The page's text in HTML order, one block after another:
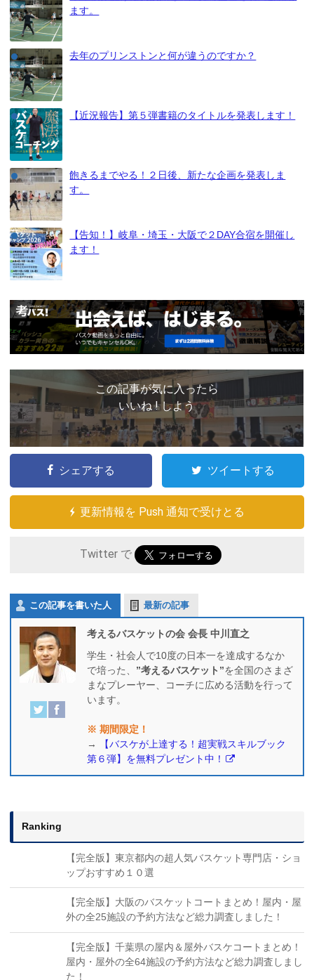
ます。
去年のプリンストンと何が違うのですか？
【近況報告】第５弾書籍のタイトルを発表します！
飽きるまでやる！２日後、新たな企画を発表しま
す。
【告知！】岐阜・埼玉・大阪で２DAY合宿を開催し
ます！
この記事が気に入ったら
いいね ! しよう
シェアする ツイートする
更新情報を Push 通知で受けとる
Twitter で
この記事を書いた人 最新の記事
考えるバスケットの会 会長 中川直之
学生・社会人で10度の日本一を達成するなか
で培った、 ”考えるバスケット”を全国のさまざ
まなプレーヤー、コーチに広める活動を行って
います。
※ 期間限定！
→
【バスケが上達する！超実戦スキルブック
第６弾】を無料プレゼント中！
Ranking
【完全版】東京都内の超人気バスケット専門店・ショ
ップおすすめ１０選
【完全版】大阪のバスケットコートまとめ！屋内・屋
外の全25施設の予約方法など総力調査しました！
【完全版】千葉県の屋内＆屋外バスケコートまとめ！
屋内・屋外の全64施設の予約方法など総力調査しまし
た！